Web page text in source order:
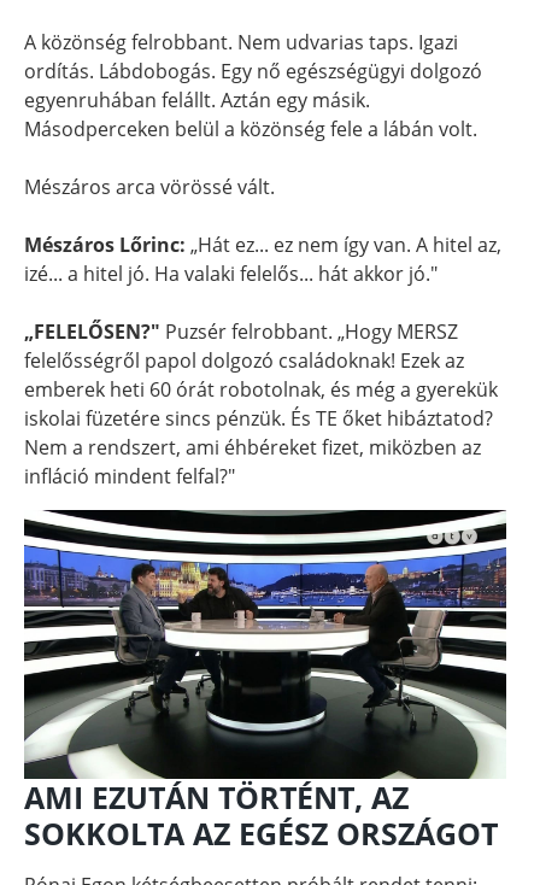
A közönség felrobbant. Nem udvarias taps. Igazi
ordítás. Lábdobogás. Egy nő egészségügyi dolgozó
egyenruhában felállt. Aztán egy másik.
Másodperceken belül a közönség fele a lábán volt.
Mészáros arca vörössé vált.
Mészáros Lőrinc: „Hát ez... ez nem így van. A hitel az,
izé... a hitel jó. Ha valaki felelős... hát akkor jó."
„FELELŐSEN?" Puzsér felrobbant. „Hogy MERSZ
felelősségről papol dolgozó családoknak! Ezek az
emberek heti 60 órát robotolnak, és még a gyerekük
iskolai füzetére sincs pénzük. És TE őket hibáztatod?
Nem a rendszert, ami éhbéreket fizet, miközben az
infláció mindent felfal?"
AMI EZUTÁN TÖRTÉNT, AZ
SOKKOLTA AZ EGÉSZ ORSZÁGOT